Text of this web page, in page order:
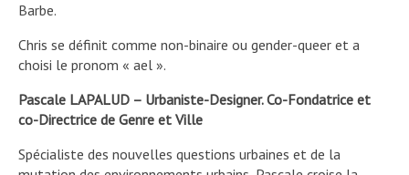
Barbe.
Chris se définit comme non-binaire ou gender-queer et a
choisi le pronom « ael ».
Pascale LAPALUD – Urbaniste-Designer. Co-Fondatrice et
co-Directrice de Genre et Ville
Spécialiste des nouvelles questions urbaines et de la